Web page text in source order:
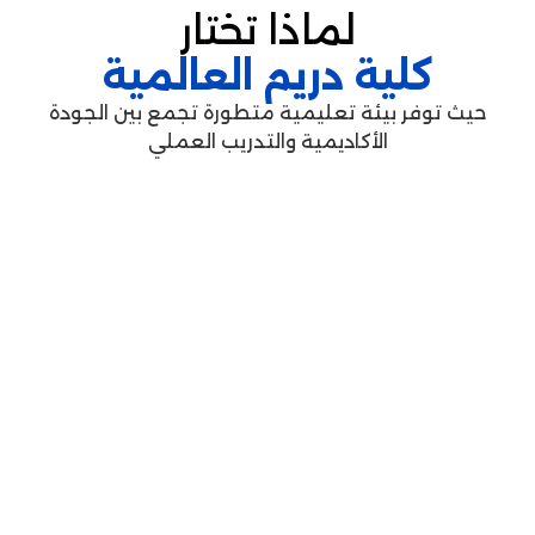
لماذا تختار
دريم العالمية
تعليمية متطورة تجمع بين الجودة
الأكاديمية والتدريب العملي